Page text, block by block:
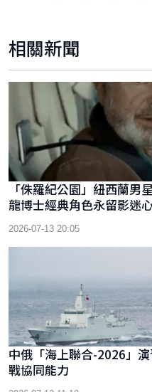
相關新聞
「侏羅紀公園」紐西蘭
龍博士經典角色永留影迷
2026-07-13 20:05
中俄「海上聯合-2026」
戰協同能力